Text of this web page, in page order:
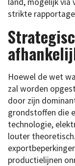
strikte
Hoewel de wet
zal worden
door zijn
grondstoffen die
technologie,
louter
productielijnen